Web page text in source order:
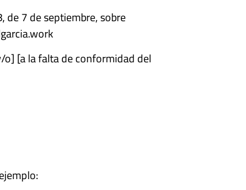
de 7 de septiembre, sobre
[a la falta de conformidad del